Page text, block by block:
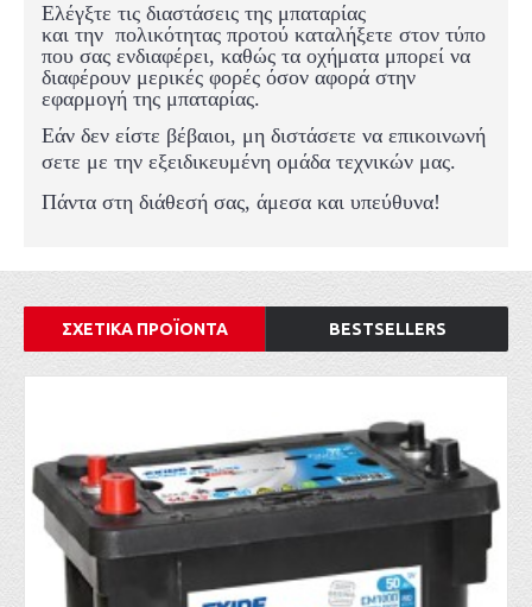
Ελέγξτε τις διαστάσεις της μπαταρίας
και την πολικότητας προτού καταλήξετε στον τύπο
που σας ενδιαφέρει, καθώς τα οχήματα μπορεί να
διαφέρουν μερικές φορές όσον αφορά στην
εφαρμογή της μπαταρίας.
Εάν δεν είστε βέβαιοι, μη διστάσετε να επικοινωνή
σετε με την εξειδικευμένη ομάδα τεχνικών μας.
Πάντα στη διάθεσή σας, άμεσα και υπεύθυνα!
ΣΧΕΤΙΚΑ ΠΡΟΪΟΝΤΑ BESTSELLERS